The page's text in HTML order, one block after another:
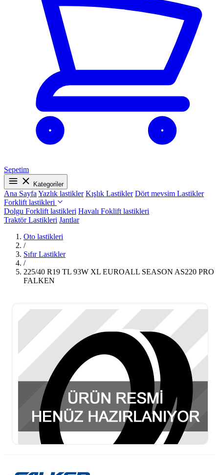
Sepetim
Kategoriler
Ana Sayfa Yazlık lastikler Kışlık Lastikler Dört mevsim Lastikler
Forklift lastikleri
Dolgu Forklift lastikleri Havalı Foklift lastikleri
Traktör Lastikleri Jantlar
Oto lastikleri
/
Sıfır Lastikler
/
225/40 R19 TL 93W XL EUROALL SEASON AS220 PRO
FALKEN